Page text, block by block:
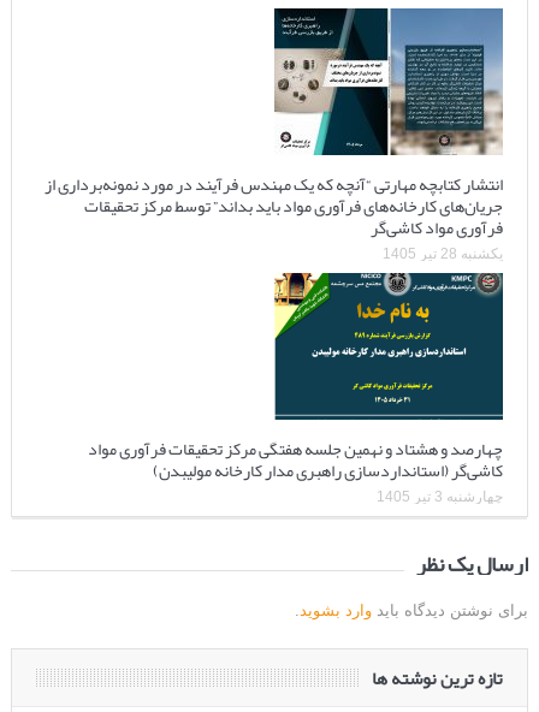
انتشار کتابچه مهارتی “آنچه که یک مهندس فرآیند در مورد نمونه‌برداری از
جریان‌های کارخانه‌های فرآوری مواد باید بداند” توسط مرکز تحقیقات
فرآوری مواد کاشی‌گر
یکشنبه 28 تیر 1405
چهارصد و هشتاد و نهمین جلسه هفتگی مرکز تحقیقات فرآوری مواد
کاشی‌گر (استانداردسازی راهبری مدار کارخانه مولیبدن)
چهارشنبه 3 تیر 1405
ارسال یک نظر
برای نوشتن دیدگاه باید وارد بشوید.
تازه ترین نوشته ها